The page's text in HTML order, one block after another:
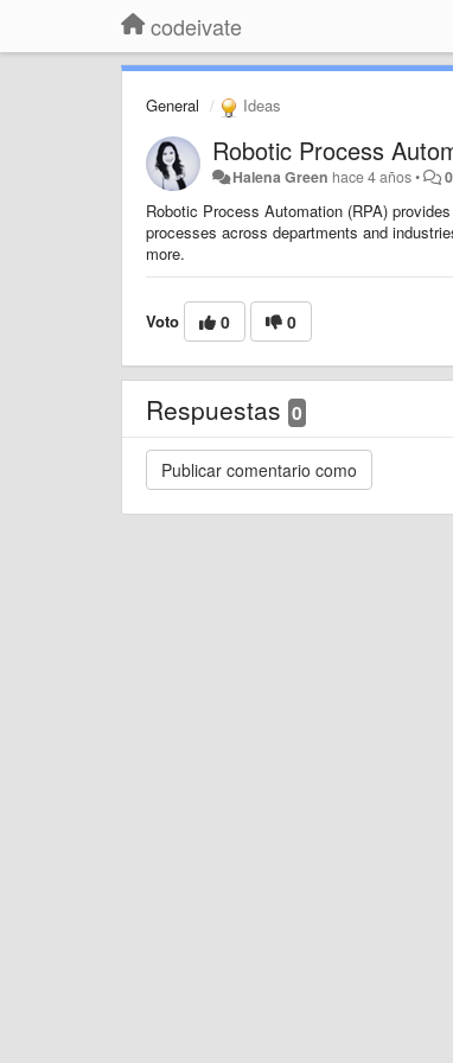
codeivate
General Ideas
Robotic Process
Halena Green hace 4 años• 0
Robotic Process Automation (RPA)
processes across departments and
more.
Voto 0 0
Respuestas 0